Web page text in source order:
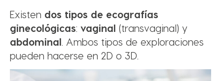
Existen dos tipos de ecografías
ginecológicas: vaginal (transvaginal) y
abdominal . Ambos tipos de exploraciones
pueden hacerse en 2D o 3D.